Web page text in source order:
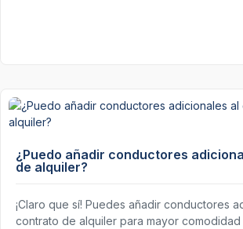
¿Puedo añadir conductores
de alquiler?
¡Claro que sí! Puedes añadir conductores
contrato de alquiler para mayor